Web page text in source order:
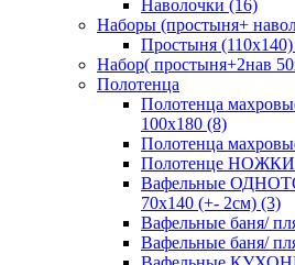
Наволочки (16)
Наборы (простыня+
Простыня
Набор( простыня+2нав
Полотенца
Полотенца
100х180 (8)
Полотенца
Полотенце НОЖКИ
Вафельные
70х140 (+- 2см) (3)
Вафельные баня/
Вафельные баня/